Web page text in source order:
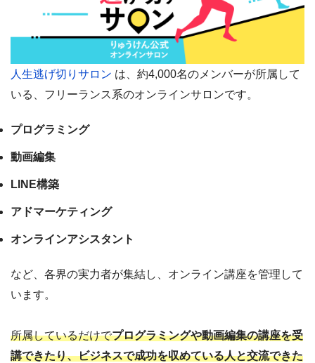
人生逃げ切りサロン は、約4,000名のメンバーが所属して
いる、フリーランス系のオンラインサロンです。
プログラミング
動画編集
LINE構築
アドマーケティング
オンラインアシスタント
など、各界の実力者が集結し、オンライン講座を管理して
います。
所属しているだけでプログラミングや動画編集の講座を受
講できたり、ビジネスで成功を収めている人と交流できた